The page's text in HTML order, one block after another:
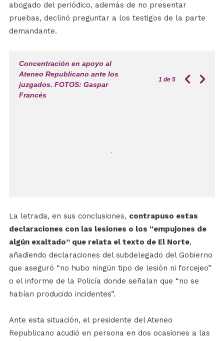
abogado del periódico, además de no presentar
pruebas, declinó preguntar a los testigos de la parte
demandante.
Concentración en apoyo al
Ateneo Republicano ante los
juzgados. FOTOS: Gaspar
Francés
1 de 5
La letrada, en sus conclusiones, contrapuso estas
declaraciones con las lesiones o los “empujones de
algún exaltado” que relata el texto de El Norte,
añadiendo declaraciones del subdelegado del Gobierno
que aseguró “no hubo ningún tipo de lesión ni forcejeo”
o el informe de la Policía donde señalan que “no se
habían producido incidentes”.
Ante esta situación, el presidente del Ateneo
Republicano acudió en persona en dos ocasiones a las